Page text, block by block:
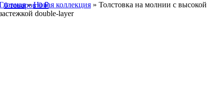
0товаров 0₽
»Новая коллекция » Толстовка на молнии с высокой
double-layer